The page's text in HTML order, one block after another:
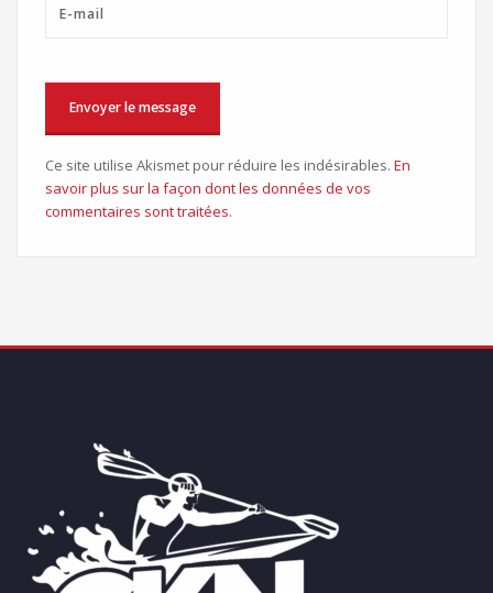
Ce site utilise Akismet pour réduire les indésirables. En
savoir plus sur la façon dont les données de vos
commentaires sont traitées.